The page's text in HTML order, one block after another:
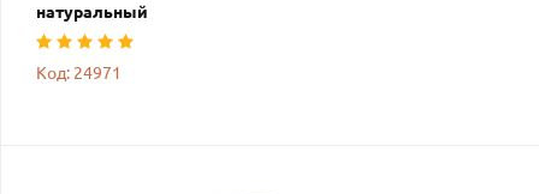
натуральный
Код: 24971